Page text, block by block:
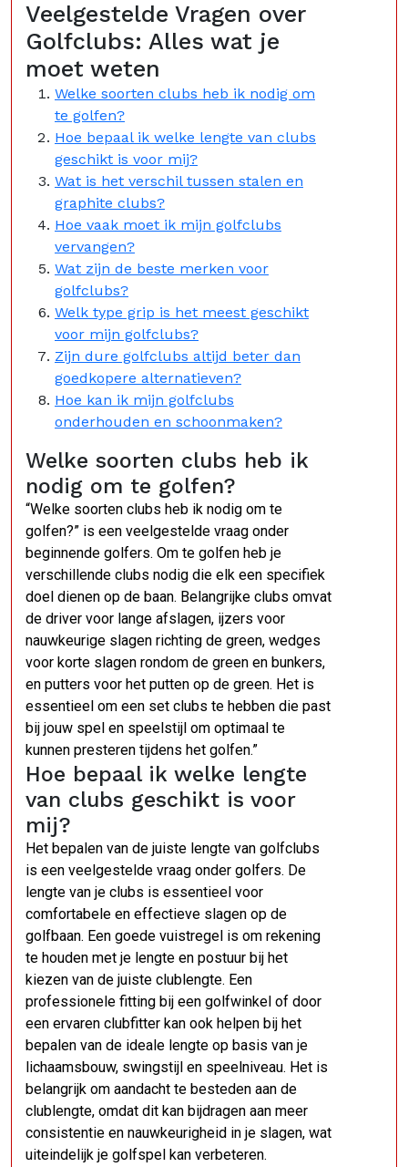
Veelgestelde Vragen over
Golfclubs: Alles wat je
moet weten
Welke soorten clubs heb ik nodig om
te golfen?
Hoe bepaal ik welke lengte van clubs
geschikt is voor mij?
Wat is het verschil tussen stalen en
graphite clubs?
Hoe vaak moet ik mijn golfclubs
vervangen?
Wat zijn de beste merken voor
golfclubs?
Welk type grip is het meest geschikt
voor mijn golfclubs?
Zijn dure golfclubs altijd beter dan
goedkopere alternatieven?
Hoe kan ik mijn golfclubs
onderhouden en schoonmaken?
Welke soorten clubs heb ik
nodig om te golfen?
“Welke soorten clubs heb ik nodig om te
golfen?” is een veelgestelde vraag onder
beginnende golfers. Om te golfen heb je
verschillende clubs nodig die elk een specifiek
doel dienen op de baan. Belangrijke clubs omvat
de driver voor lange afslagen, ijzers voor
nauwkeurige slagen richting de green, wedges
voor korte slagen rondom de green en bunkers,
en putters voor het putten op de green. Het is
essentieel om een set clubs te hebben die past
bij jouw spel en speelstijl om optimaal te
kunnen presteren tijdens het golfen.”
Hoe bepaal ik welke lengte
van clubs geschikt is voor
mij?
Het bepalen van de juiste lengte van golfclubs
is een veelgestelde vraag onder golfers. De
lengte van je clubs is essentieel voor
comfortabele en effectieve slagen op de
golfbaan. Een goede vuistregel is om rekening
te houden met je lengte en postuur bij het
kiezen van de juiste clublengte. Een
professionele fitting bij een golfwinkel of door
een ervaren clubfitter kan ook helpen bij het
bepalen van de ideale lengte op basis van je
lichaamsbouw, swingstijl en speelniveau. Het is
belangrijk om aandacht te besteden aan de
clublengte, omdat dit kan bijdragen aan meer
consistentie en nauwkeurigheid in je slagen, wat
uiteindelijk je golfspel kan verbeteren.